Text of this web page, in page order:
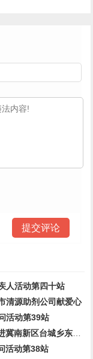
人活动第四十站
清源助剂公司献爱心
活动第39站
新区台城乡东城基村
活动第38站